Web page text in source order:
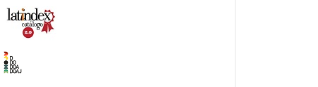
Indexaciones